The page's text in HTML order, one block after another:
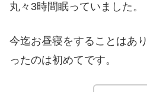
丸々3時間眠っていました。
今迄お昼寝をすることはあ
ったのは初めてです。